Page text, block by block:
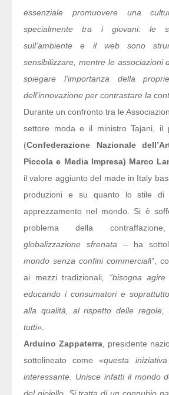
essenziale promuovere una
specialmente tra i giovani: le
sull’ambiente e il web sono
sensibilizzare, mentre le associazioni
spiegare l’importanza della
dell’innovazione per contrastare la
Durante un confronto tra le
settore moda e il ministro Tajani, il
(Confederazione Nazionale
Piccola e Media Impresa) Marco
il valore aggiunto del made in Italy
produzioni e su quanto lo stile di
apprezzamento nel mondo. Si è
problema della
globalizzazione sfrenata – ha
mondo senza confini commerciali”,
ai mezzi tradizionali , “bisogna
educando i consumatori e
alla qualità, al rispetto delle regole,
tutti».
Arduino Zappaterra , presidente
sottolineato come«questa
interessante. Unisce infatti il mondo